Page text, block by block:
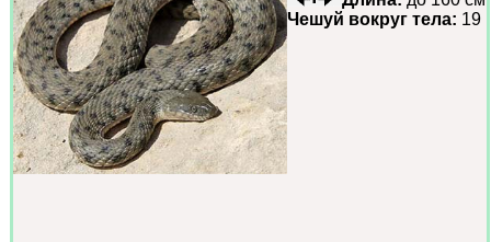
Чешуй вокруг тела: 19